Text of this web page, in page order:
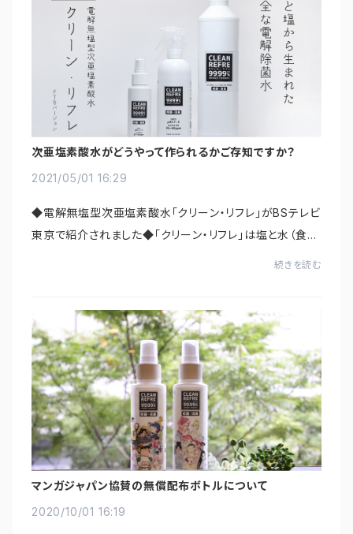
次亜塩素酸水がどうやって作られるかご存知ですか？
2021/05/01 16:29
◆電解無塩型次亜塩素酸水「クリーン・リフレ」がBSテレビ
東京で紹介されました◆「クリーン・リフレ」は塩と水（食塩
続きを読む
マンガジャパン協賛の無償配布ボトルについて
2020/10/01 16:19